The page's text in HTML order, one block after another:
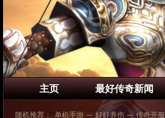
主页 最好传奇新闻
随机推荐： 单机手游 ─ 好好养伤 ─ 传奇开服